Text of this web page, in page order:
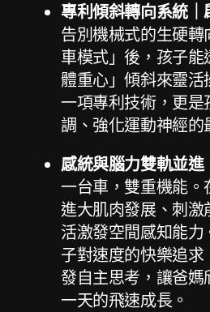
專利傾斜轉向系統｜
告別機械式的生硬
車模式」後，孩子
體重心」傾斜來靈
一項專利技術，更是
調、強化運動神經的
感統與腦力雙軌並
一台車，雙重機能
進大肌肉發展、刺激
活激發空間感知能
子對速度的快樂追
發自主思考，讓爸
一天的飛速成長。